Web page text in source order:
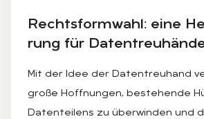
Rechts­form­wa­hl: eine
rung für
Mit der Idee der Datentreuhand
große Hoffnungen, bestehende
Datenteilens zu überwinden und